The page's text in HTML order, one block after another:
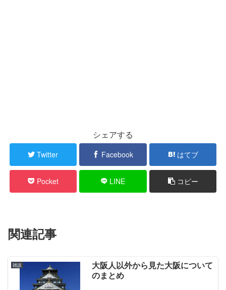
シェアする
Twitter Facebook はてブ
Pocket LINE コピー
関連記事
雑談
大阪人以外から見た大阪について
のまとめ